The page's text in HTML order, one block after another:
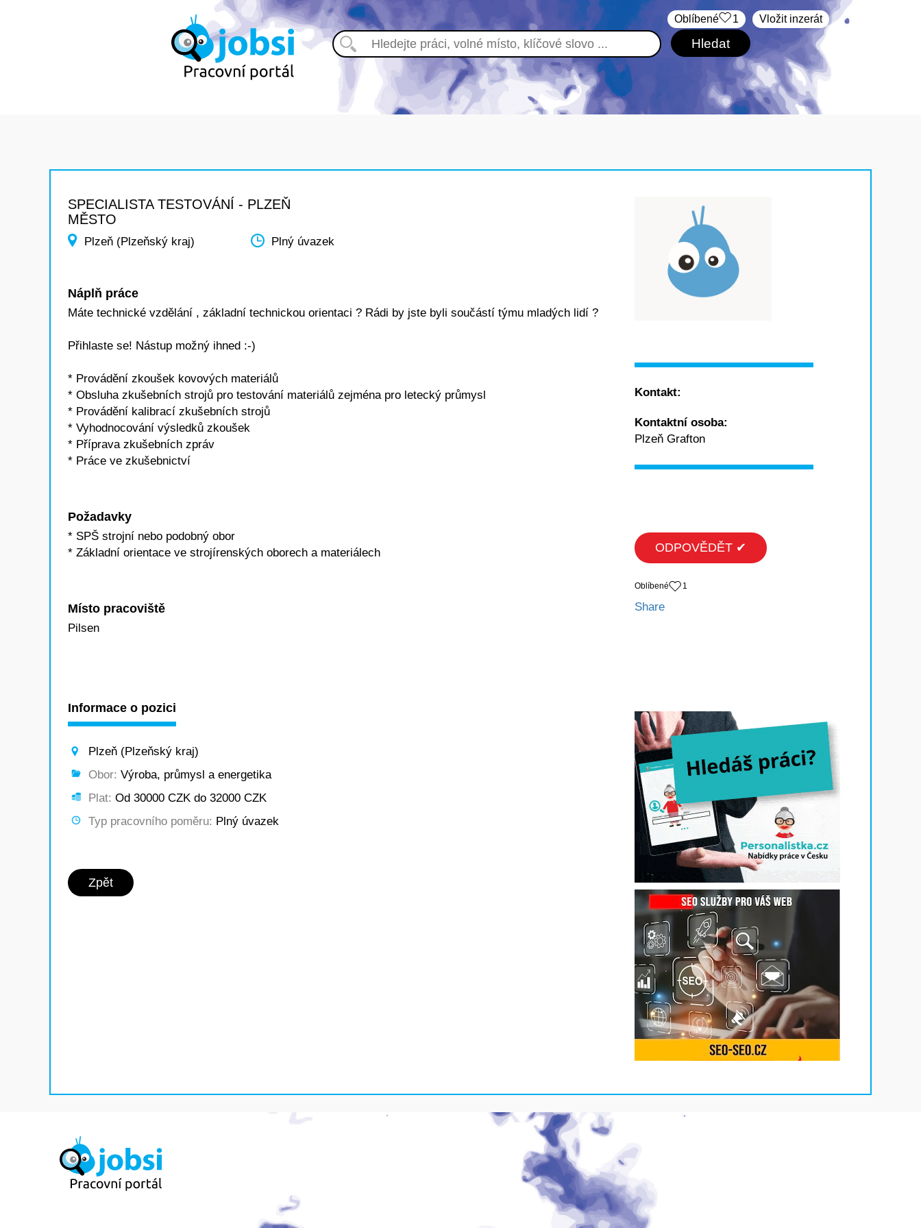
Vložit inzerát
Oblíbené 1
SPECIALISTA TESTOVÁNÍ - PLZEŇ
MĚSTO
Plzeň (Plzeňský kraj) Plný úvazek
Náplň práce
Máte technické vzdělání , základní technickou orientaci ? Rádi by jste byli součástí týmu mladých lidí ?
Přihlaste se! Nástup možný ihned :-)
* Provádění zkoušek kovových materiálů
* Obsluha zkušebních strojů pro testování materiálů zejména pro letecký průmysl
* Provádění kalibrací zkušebních strojů
* Vyhodnocování výsledků zkoušek
* Příprava zkušebních zpráv
* Práce ve zkušebnictví
Požadavky
* SPŠ strojní nebo podobný obor
* Základní orientace ve strojírenských oborech a materiálech
Místo pracoviště
Pilsen
Informace o pozici
Plzeň (Plzeňský kraj)
Obor: Výroba, průmysl a energetika
Plat: Od 30000 CZK do 32000 CZK
Typ pracovního poměru: Plný úvazek
Zpět
Kontakt:
Kontaktní osoba:
Plzeň Grafton
ODPOVĚDĚT ✔
Oblíbené 1
Share